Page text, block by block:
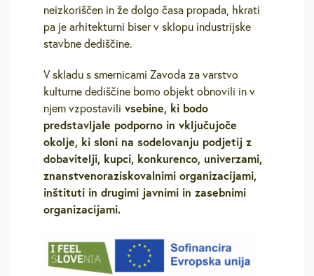
neizkoriščen in že dolgo časa propada, hkrati
pa je arhitekturni biser v sklopu industrijske
stavbne dediščine.
V skladu s smernicami Zavoda za varstvo
kulturne dediščine bomo objekt obnovili in v
njem vzpostavili vsebine, ki bodo
predstavljale podporno in vključujoče
okolje, ki sloni na sodelovanju podjetij z
dobavitelji, kupci, konkurenco, univerzami,
znanstvenoraziskovalnimi organizacijami,
inštituti in drugimi javnimi in zasebnimi
organizacijami.